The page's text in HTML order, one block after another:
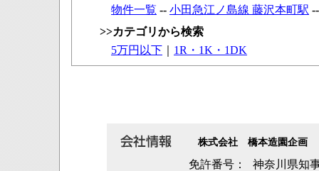
物件一覧 -- 小田急江ノ島線 藤沢本町駅
>>カテゴリから検索
5万円以下
1R・1K・1DK
株式会社 橋本造園企画
免許番号：
神奈川県知